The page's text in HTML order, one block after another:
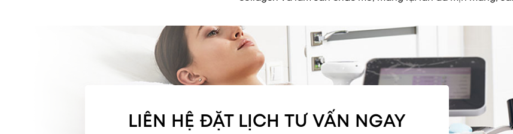
LIÊN HỆ ĐẶT LỊCH TƯ VẤN NGAY